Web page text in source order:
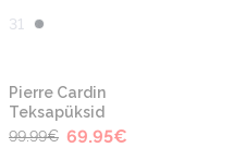
31
-30%
Pierre Cardin
Teksapüksid
99.99€ 69.95€